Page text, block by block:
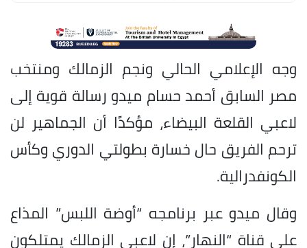
وجه الإعلامي الحالي ونجم الزمالك ومنتخب
مصر السابق أحمد حسام ميدو رسالة قوية إلى
لاعبي القلعة البيضاء، مؤكدًا أن الجماهير لن
ترحم الفريق حال خسارة بطولتي الدوري وكأس
الكونفدرالية.
وقال ميدو عبر برنامجه “أوضة اللبس” المذاع
على قناة “النهار”، إن لاعبي الزمالك يمتلكون